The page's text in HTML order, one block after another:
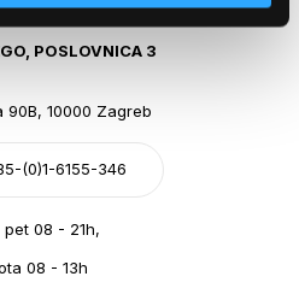
POSLOVNICA 3
90B, 10000 Zagreb
(0)1-6155-346
pet 08 - 21h,
08 - 13h